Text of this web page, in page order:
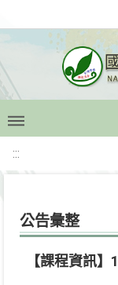
:::
公告彙整
【課程資訊